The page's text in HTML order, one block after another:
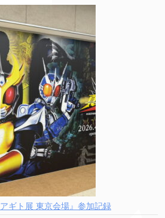
ギト展 東京会場』参加記録